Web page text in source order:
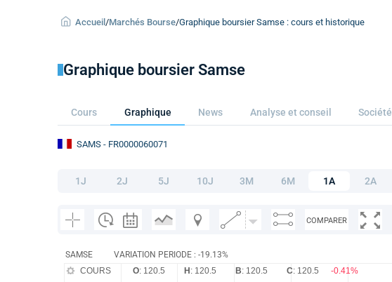
Accueil /Marchés Bourse/Graphique boursier Samse : cours et historique
Graphique boursier Samse
Cours Graphique News Analyse et conseil Société
SAMS - FR0000060071
1J 2J 5J 10J 3M 6M 1A 2A
COMPARER
SAMSE VARIATION PERIODE : -19.13%
COURS O: 120.5 H : 120.5 B: 120.5 C: 120.5 -0.41%